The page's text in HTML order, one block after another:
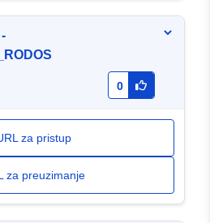
0
za pristup
za preuzimanje